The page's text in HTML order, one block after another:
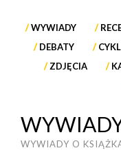
WYWIADY
DEBATY
ZDJĘCIA
WYWIADY O